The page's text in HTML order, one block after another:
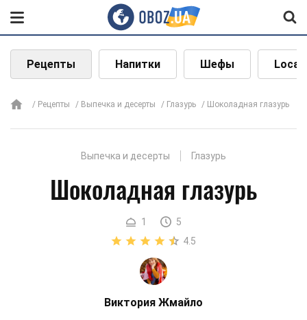
Рецепты Напитки Шефы Local
Рецепты Выпечка и десерты Глазурь Шоколадная глазурь
Выпечка и десерты Глазурь
Шоколадная глазурь
1
5
4.5
Виктория Жмайло